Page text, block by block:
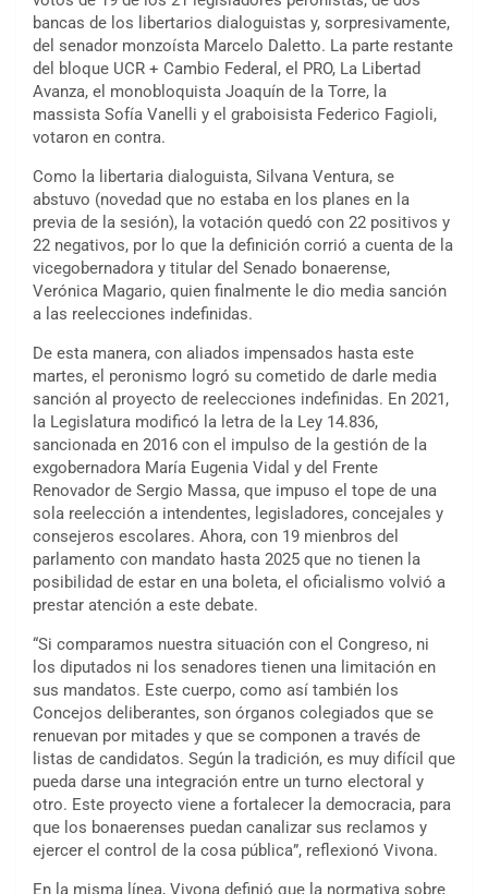
bancas de los libertarios dialoguistas y, sorpresivamente,
del senador monzoísta Marcelo Daletto. La parte restante
del bloque UCR + Cambio Federal, el PRO, La Libertad
Avanza, el monobloquista Joaquín de la Torre, la
massista Sofía Vanelli y el graboisista Federico Fagioli,
votaron en contra.
Como la libertaria dialoguista, Silvana Ventura, se
abstuvo (novedad que no estaba en los planes en la
previa de la sesión), la votación quedó con 22 positivos y
22 negativos, por lo que la definición corrió a cuenta de la
vicegobernadora y titular del Senado bonaerense,
Verónica Magario, quien finalmente le dio media sanción
a las reelecciones indefinidas.
De esta manera, con aliados impensados hasta este
martes, el peronismo logró su cometido de darle media
sanción al proyecto de reelecciones indefinidas. En 2021,
la Legislatura modificó la letra de la Ley 14.836,
sancionada en 2016 con el impulso de la gestión de la
exgobernadora María Eugenia Vidal y del Frente
Renovador de Sergio Massa, que impuso el tope de una
sola reelección a intendentes, legisladores, concejales y
consejeros escolares. Ahora, con 19 mienbros del
parlamento con mandato hasta 2025 que no tienen la
posibilidad de estar en una boleta, el oficialismo volvió a
prestar atención a este debate.
“Si comparamos nuestra situación con el Congreso, ni
los diputados ni los senadores tienen una limitación en
sus mandatos. Este cuerpo, como así también los
Concejos deliberantes, son órganos colegiados que se
renuevan por mitades y que se componen a través de
listas de candidatos. Según la tradición, es muy difícil que
pueda darse una integración entre un turno electoral y
otro. Este proyecto viene a fortalecer la democracia, para
que los bonaerenses puedan canalizar sus reclamos y
ejercer el control de la cosa pública”, reflexionó Vivona.
En la misma línea, Vivona definió que la normativa sobre